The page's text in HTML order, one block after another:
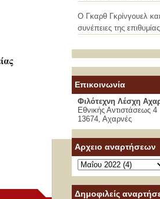
Ο Γκαρθ Γκρίνγουελ
συνέπειες της επιθυμίας
Επικοινωνία
Φιλότεχνη Λέσχη
Εθνικής Αντιστάσεως 4
13674, Αχαρνές
Αρχειο αναρτήσεων
Δημοφιλείς